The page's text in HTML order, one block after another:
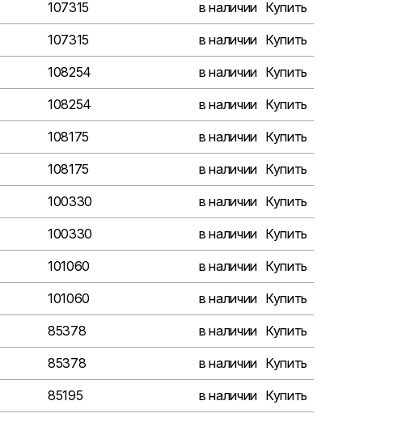
107315 в наличии Купить
107315 в наличии Купить
108254 в наличии Купить
108254 в наличии Купить
108175 в наличии Купить
108175 в наличии Купить
100330 в наличии Купить
100330 в наличии Купить
101060 в наличии Купить
101060 в наличии Купить
85378 в наличии Купить
85378 в наличии Купить
85195 в наличии Купить